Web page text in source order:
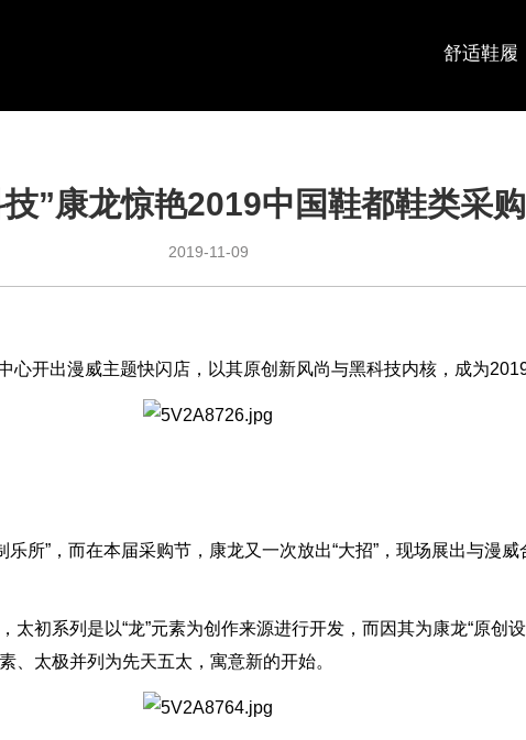
舒适鞋履
技”康龙惊艳2019中国鞋都鞋类采
2019-11-09
心开出漫威主题快闪店，以其原创新风尚与黑科技内核，成为
乐所”，而在本届采购节，康龙又一次放出“大招”，现场展出与漫
太初系列是以“龙”元素为创作来源进行开发，而因其为康龙“原创
、太极并列为先天五太，寓意新的开始。